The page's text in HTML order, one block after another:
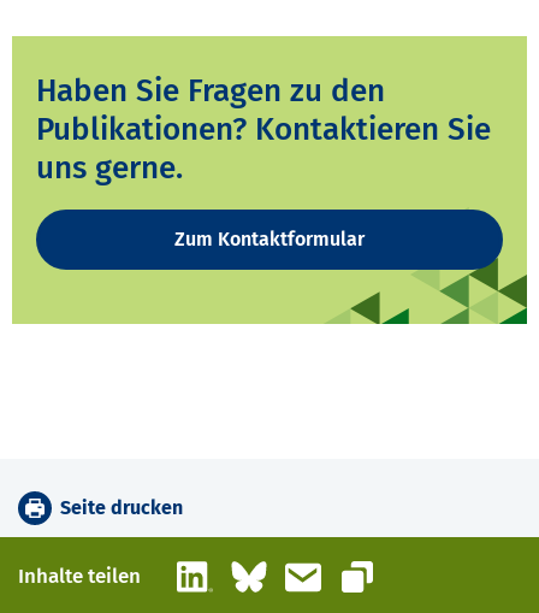
Haben Sie Fragen zu den
Publikationen? Kontaktieren Sie
uns gerne.
Zum Kontaktformular
Seite drucken
Inhalte teilen LinkedInBlueskyE-Mail
Link kopieren